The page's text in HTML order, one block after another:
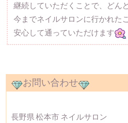
継続していただくことで、どん
今までネイルサロンに行かれた
安心して通っていただけます
お問い合わせ
長野県 松本市 ネイルサロン